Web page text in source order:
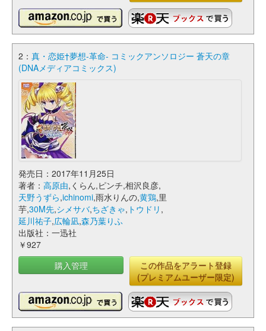
2： 真・恋姫†夢想-革命- コミックアンソロジー 蒼天の章
(DNAメディアコミックス)
発売日：2017年11月25日
著者： 高原由,くらん,ピンチ,相沢良彦,
天野うずら,ichinomi,雨水りんの,黄鶏,里
芋,30M先,シメサバ,ちざきゃ, トウドリ ,
延川祐子,広輪凪,森乃葉りふ
出版社：一迅社
￥927
購入管理
この作品をアラート登録
(プレミアムユーザー限定)